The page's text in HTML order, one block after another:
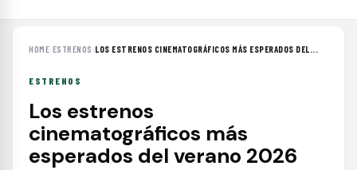
HOME›ESTRENOS ›LOS ESTRENOS CINEMATOGRÁFICOS MÁS ESPERADOS DEL...
ESTRENOS
Los estrenos
cinematográficos más
esperados del verano 2026